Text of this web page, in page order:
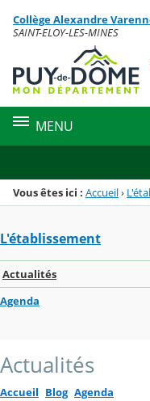
Menu de la rubrique
Contenu
Collège Alexandre
SAINT-ELOY-LES-MINES
MENU
Vous êtes ici : Accueil›
L'établissement
Actualités
Agenda
Actualités
Accueil Blog Agenda